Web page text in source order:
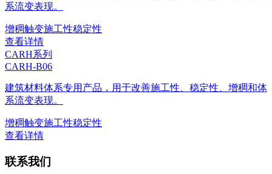
系流变表现。
增稠触变施工性稳定性
查看详情
CARH系列
CARH-B06
建筑材料体系专用产品，用于改善施工性、稳定性、增稠和体
系流变表现。
增稠触变施工性稳定性
查看详情
联系我们